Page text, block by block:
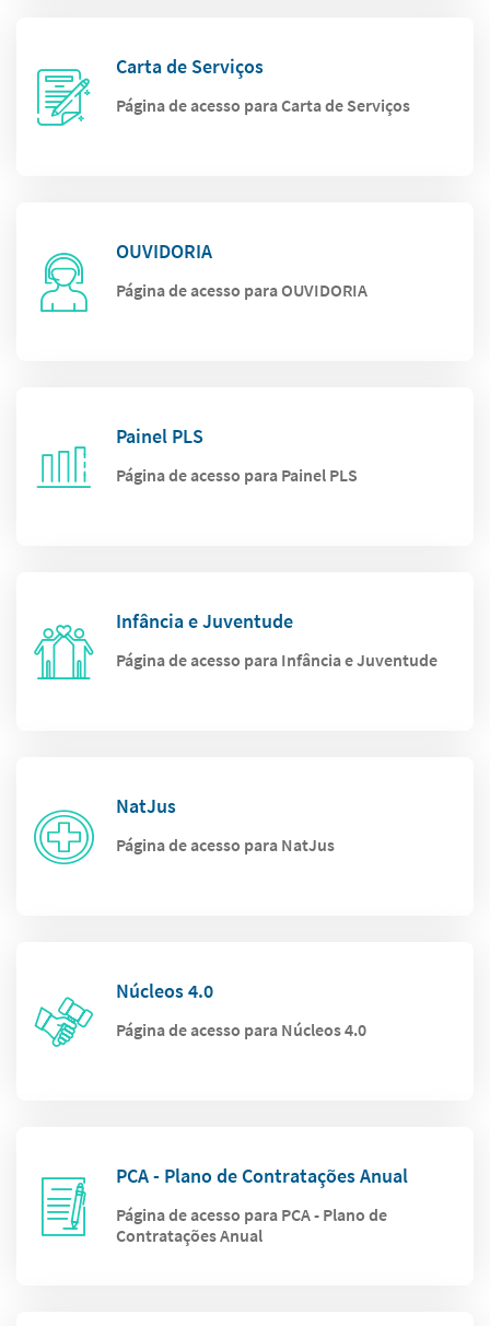
Carta de Serviços
Página de acesso para Carta de Serviços
OUVIDORIA
Página de acesso para OUVIDORIA
Painel PLS
Página de acesso para Painel PLS
Infância e Juventude
Página de acesso para Infância e Juventude
NatJus
Página de acesso para NatJus
Núcleos 4.0
Página de acesso para Núcleos 4.0
PCA - Plano de Contratações Anual
Página de acesso para PCA - Plano de
Contratações Anual